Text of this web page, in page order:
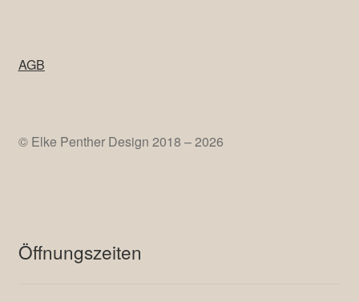
AGB
© Elke Penther Design 2018 – 2026
Öffnungszeiten